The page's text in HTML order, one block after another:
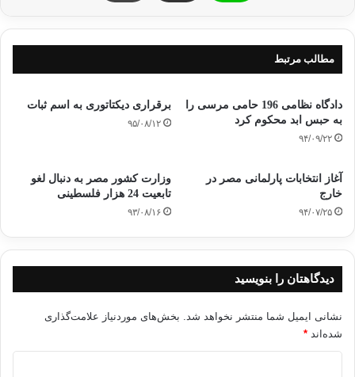
مطالب مرتبط
دادگاه نظامی 196 حامی مرسی را
به حبس ابد محکوم کرد
۹۴/۰۹/۲۲
برقراری دیکتاتوری به اسم ثبات
۹۵/۰۸/۱۲
آغاز انتخابات پارلمانی مصر در
خارج
۹۴/۰۷/۲۵
وزارت کشور مصر به دنبال لغو
تابعیت 24 هزار فلسطینی
۹۳/۰۸/۱۶
دیدگاهتان را بنویسید
نشانی ایمیل شما منتشر نخواهد شد. بخش‌های موردنیاز علامت‌گذاری
شده‌اند *